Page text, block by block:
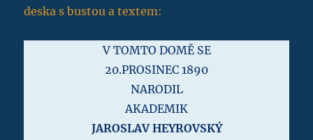
deska s bustou a textem:
V TOMTO DOMĚ SE
20.PROSINEC 1890
NARODIL
AKADEMIK
JAROSLAV HEYROVSKÝ